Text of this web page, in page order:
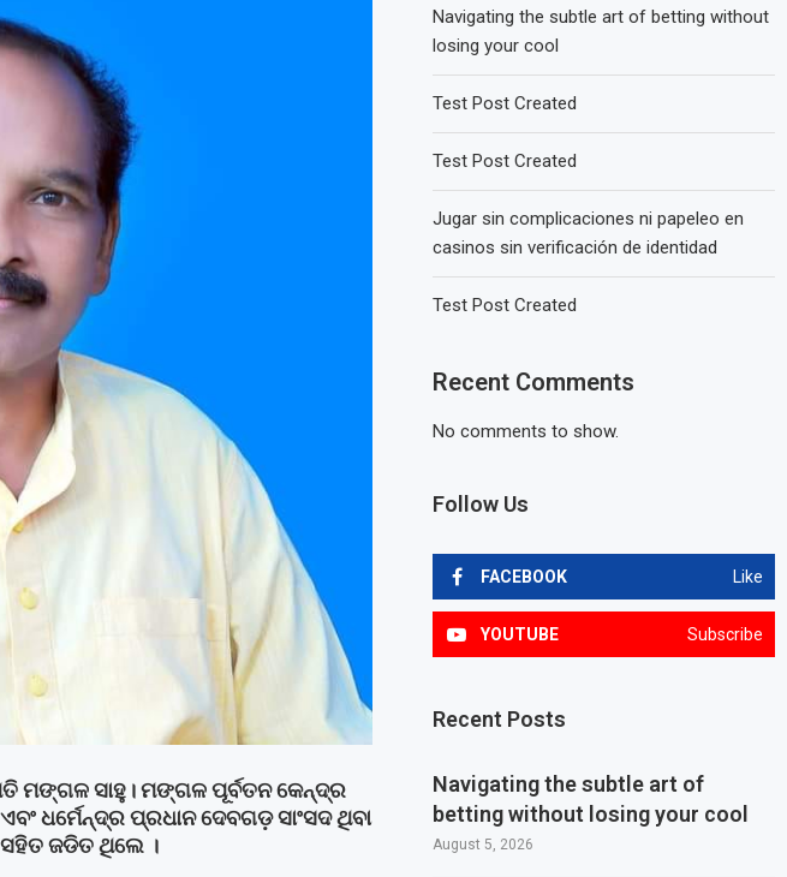
ମଙ୍ଗଳ ସାହୁ। ମଙ୍ଗଳ ପୂର୍ବତନ କେନ୍ଦ୍ର
ଧର୍ମେନ୍ଦ୍ର ପ୍ରଧାନ ଦେବଗଡ଼ ସାଂସଦ ଥିବା
ଜଡିତ ଥିଲେ ।
Navigating the subtle art of betting without
losing your cool
Test Post Created
Test Post Created
Jugar sin complicaciones ni papeleo en
casinos sin verificación de identidad
Test Post Created
Recent Comments
No comments to show.
Follow Us
FACEBOOK Like
YOUTUBE Subscribe
Recent Posts
Navigating the subtle art of
betting without losing your cool
August 5, 2026